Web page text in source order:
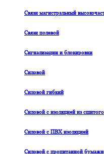
Связи магистральный
Связи полевой
Сигнализации и блокировки
Силовой
Силовой гибкий
Силовой с изоляцией из
Силовой с ПВХ изоляцией
Силовой с пропитанной